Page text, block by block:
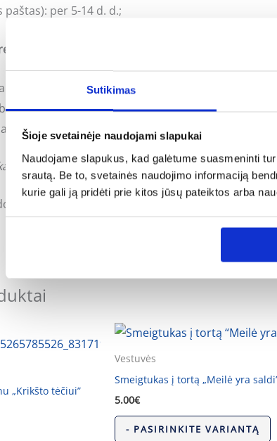
Sutikimas
Šioje svetainėje naudojami slapukai
Naudojame slapukus, kad galėtume suasmeninti
srautą. Be to, svetainės naudojimo informaciją
kurie gali ją pridėti prie kitos jūsų pateiktos arba
paštas): per 5-14 d. d.;
internetinės bankininkystės sistemas;
kortele;
pavedimu;
+370 662 41046 arba rašykite:
Jus dominančios informacijos ar Jus domina
„Krikšto tėčiui”
Vestuvės
Smeigtukas į tortą „Meilė yra
5.00€
- PASIRINKITE VARIANTĄ